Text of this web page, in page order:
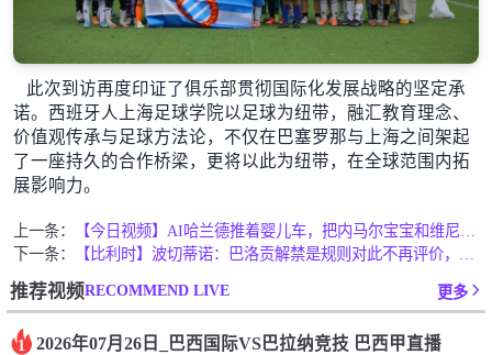
此次到访再度印证了俱乐部贯彻国际化发展战略的坚定承
诺。西班牙人上海足球学院以足球为纽带，融汇教育理念、
价值观传承与足球方法论，不仅在巴塞罗那与上海之间架起
了一座持久的合作桥梁，更将以此为纽带，在全球范围内拓
展影响力。
上一条：
【今日视频】AI哈兰德推着婴儿车，把内马尔宝宝和维尼修斯宝宝
下一条：
推荐视频RECOMMEND LIVE 更多
1 2026年07月26日_巴西国际VS巴拉纳竞技 巴西甲直播